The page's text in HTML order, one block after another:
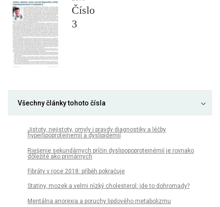
Číslo
3
Všechny články tohoto čísla
Jistoty, nejistoty, omyly i pravdy diagnostiky a léčby
hyperlipoproteinemií a dyslipidemií
Riešenie sekundárnych príčin dyslipopoproteinémií je rovnako
dôležité ako primárnych
Fibráty v roce 2018: příběh pokračuje
Statiny, mozek a velmi nízký cholesterol: jde to dohromady?
Mentálna anorexia a poruchy lipdového metabolizmu